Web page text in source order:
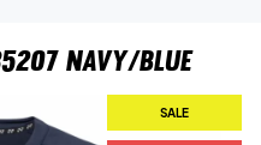
Navy/Blue
SALE
SALE